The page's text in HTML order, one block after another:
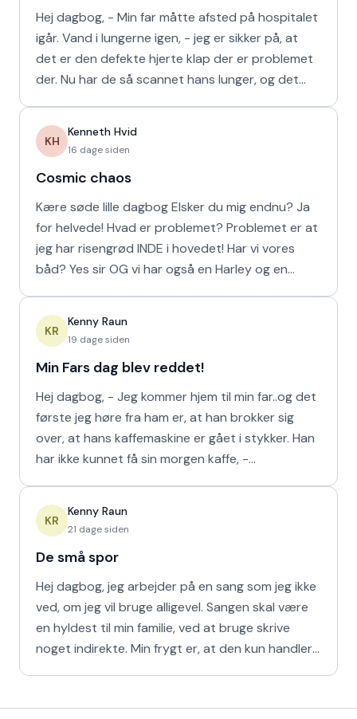
Hej dagbog, - Min far måtte afsted på hospitalet
igår. Vand i lungerne igen, - jeg er sikker på, at
det er den defekte hjerte klap der er problemet
der. Nu har de så scannet hans lunger, og det
KH
Kenneth Hvid
16 dage siden
Cosmic chaos
Kære søde lille dagbog Elsker du mig endnu? Ja
for helvede! Hvad er problemet? Problemet er at
jeg har risengrød INDE i hovedet! Har vi vores
båd? Yes sir OG vi har også en Harley og en
KR
Kenny Raun
19 dage siden
Min Fars dag blev reddet!
Hej dagbog, - Jeg kommer hjem til min far..og det
første jeg høre fra ham er, at han brokker sig
over, at hans kaffemaskine er gået i stykker. Han
har ikke kunnet få sin morgen kaffe, -
KR
Kenny Raun
21 dage siden
De små spor
Hej dagbog, jeg arbejder på en sang som jeg ikke
ved, om jeg vil bruge alligevel. Sangen skal være
en hyldest til min familie, ved at bruge skrive
noget indirekte. Min frygt er, at den kun handler